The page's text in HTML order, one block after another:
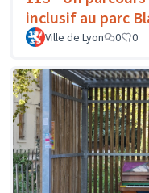
inclusif au parc
Ville de Lyon 0 0